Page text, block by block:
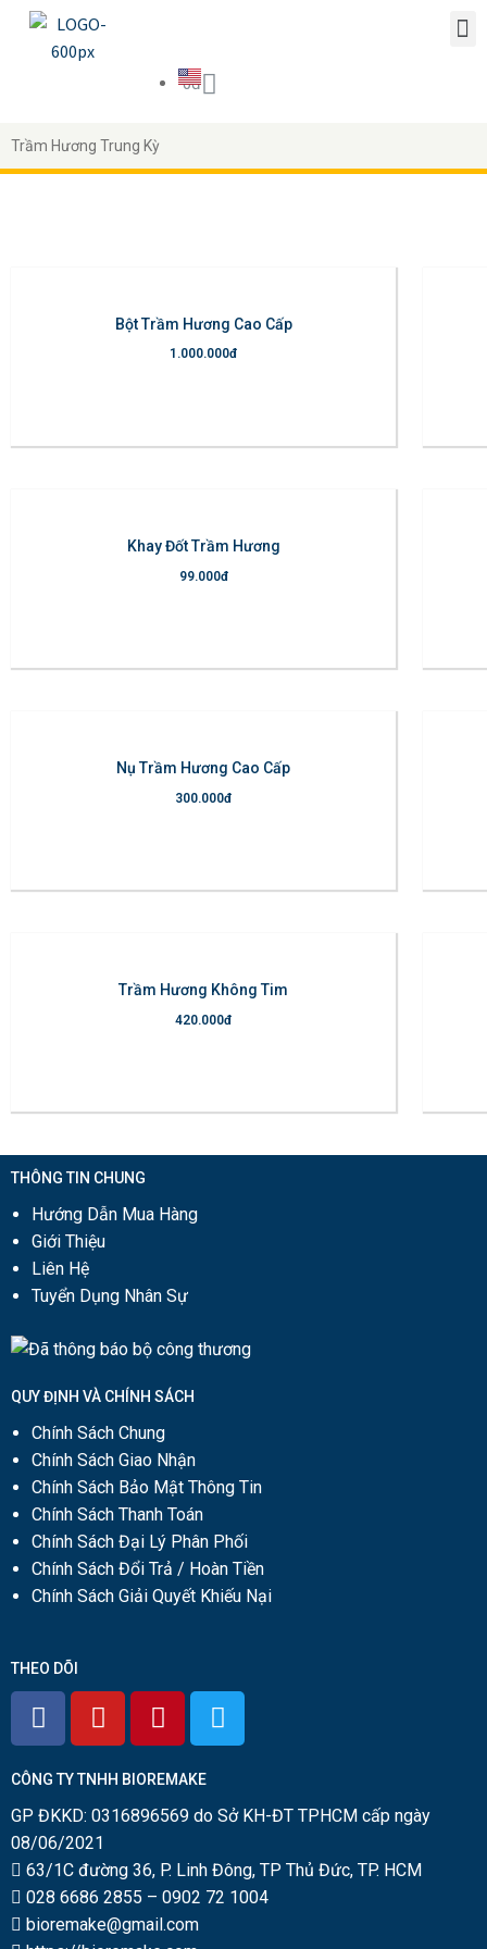
0đ
Trầm Hương Trung Kỳ
Bột Trầm Hương Cao Cấp
1.000.000đ
Khay Đốt Trầm Hương
99.000đ
Nụ Trầm Hương Cao Cấp
300.000đ
Trầm Hương Không Tim
420.000đ
THÔNG TIN CHUNG
Hướng Dẫn Mua Hàng
Giới Thiệu
Liên Hệ
Tuyển Dụng Nhân Sự
QUY ĐỊNH VÀ CHÍNH SÁCH
Chính Sách Chung
Chính Sách Giao Nhận
Chính Sách Bảo Mật Thông Tin
Chính Sách Thanh Toán
Chính Sách Đại Lý Phân Phối
Chính Sách Đổi Trả / Hoàn Tiền
Chính Sách Giải Quyết Khiếu Nại
THEO DÕI
CÔNG TY TNHH BIOREMAKE
GP ĐKKD: 0316896569 do Sở KH-ĐT TPHCM cấp ngày
08/06/2021
63/1C đường 36, P. Linh Đông, TP Thủ Đức, TP. HCM
028 6686 2855 – 0902 72 1004
bioremake@gmail.com